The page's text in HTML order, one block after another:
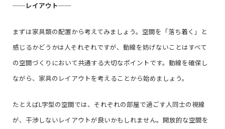
──レイアウト──
まずは家具類の配置から考えてみましょう。空間を「落ち着く」と
感じるかどうかは人それぞれですが、動線を妨げないことはすべて
の空間づくりにおいて共通する大切なポイントです。動線を確保し
ながら、家具のレイアウトを考えることから始めましょう。
たとえばL字型の空間では、それぞれの部屋で過ごす人同士の視線
が、干渉しないレイアウトが良いかもしれません。開放的な空間を